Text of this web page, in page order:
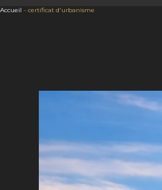
Accueil - certificat d'urbanisme